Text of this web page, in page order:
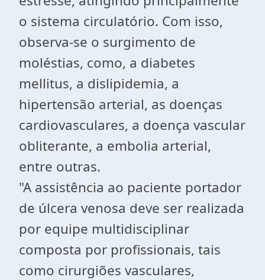
o sistema circulatório. Com isso,
observa-se o surgimento de
moléstias, como, a diabetes
mellitus, a dislipidemia, a
hipertensão arterial, as doenças
cardiovasculares, a doença vascular
obliterante, a embolia arterial,
entre outras.
"A assistência ao paciente portador
de úlcera venosa deve ser realizada
por equipe multidisciplinar
composta por profissionais, tais
como cirurgiões vasculares,